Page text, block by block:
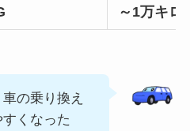
～1万キロ
の乗り換え
くなった